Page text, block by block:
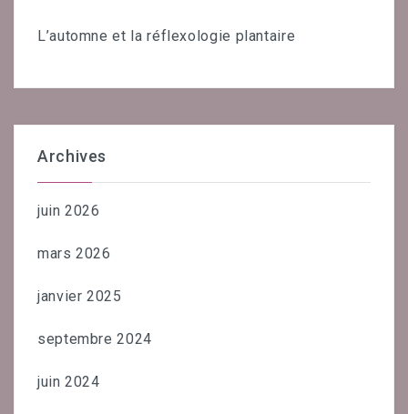
L’automne et la réflexologie plantaire
Archives
juin 2026
mars 2026
janvier 2025
septembre 2024
juin 2024